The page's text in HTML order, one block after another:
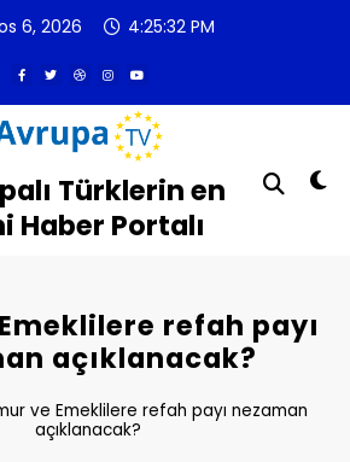
6, 2026 4:25:32 PM
Türklerin en
Haber Portalı
refah payı
açıklanacak?
ve Emeklilere refah payı nezaman
açıklanacak?